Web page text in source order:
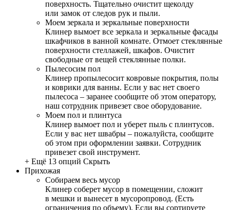
поверхность. Тщательно очистит щеколду
или замок от следов рук и пыли.
Моем зеркала и зеркальные поверхности
Клинер вымоет все зеркала и зеркальные фасады
шкафчиков в ванной комнате. Отмоет стеклянные
поверхности стеллажей, шкафов. Очистит
свободные от вещей стеклянные полки.
Пылесосим пол
Клинер пропылесосит ковровые покрытия, полы
и коврики для ванны. Если у вас нет своего
пылесоса – заранее сообщите об этом оператору,
наш сотрудник привезет свое оборудование.
Моем пол и плинтуса
Клинер вымоет пол и уберет пыль с плинтусов.
Если у вас нет швабры – пожалуйста, сообщите
об этом при оформлении заявки. Сотрудник
привезет свой инструмент.
+ Ещё 13 опций Скрыть
Прихожая
Собираем весь мусор
Клинер соберет мусор в помещении, сложит
в мешки и вынесет в мусоропровод. (Есть
ограничения по объему). Если вы сортируете